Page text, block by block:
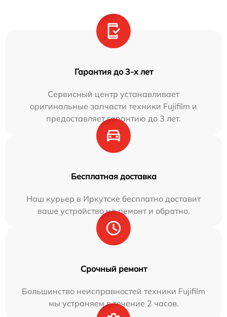
Гарантия до 3-х лет
Сервисный центр устанавливает
оригинальные запчасти техники Fujifilm и
предоставляет гарантию до 3 лет.
Бесплатная доставка
Наш курьер в Иркутске бесплатно доставит
ваше устройство на ремонт и обратно.
Срочный ремонт
Большинство неисправностей техники Fujifilm
мы устраняем в течение 2 часов.